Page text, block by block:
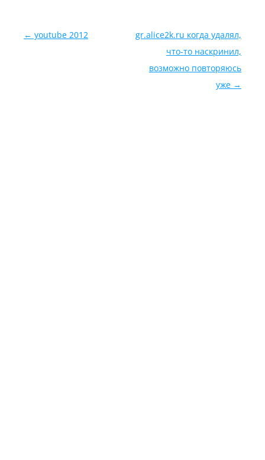
Навигация по записям
← youtube 2012
gr.alice2k.ru когда удалял,
что-то наскринил,
возможно повторяюсь
уже →